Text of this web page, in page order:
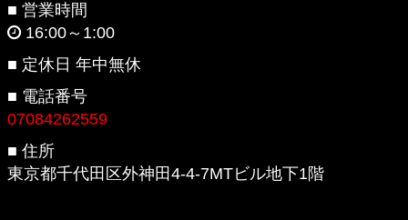
■ 営業時間
16:00～1:00
■ 定休日 年中無休
■ 電話番号
07084262559
■ 住所
東京都千代田区外神田4-4-7MTビル地下1階